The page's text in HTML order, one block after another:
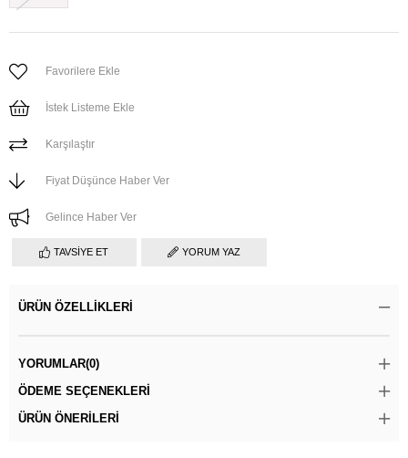
Favorilere Ekle
İstek Listeme Ekle
Karşılaştır
Fiyat Düşünce Haber Ver
Gelince Haber Ver
TAVSIYE ET YORUM YAZ
ÜRÜN ÖZELLIKLERI
YORUMLAR(0)
ÖDEME SEÇENEKLERI
ÜRÜN ÖNERILERI